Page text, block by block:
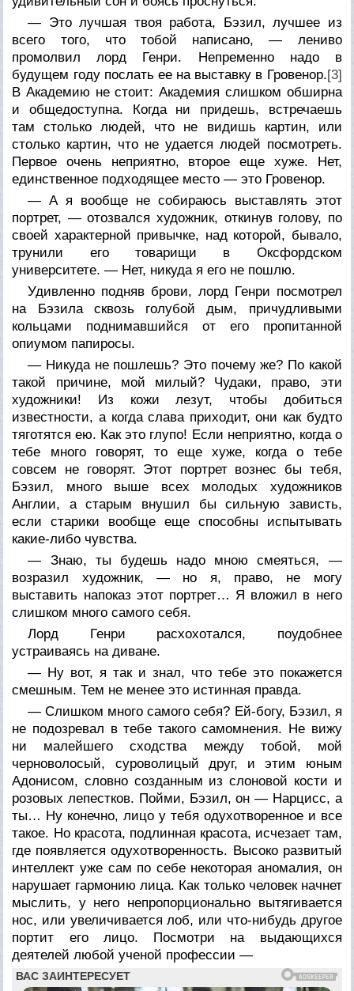
— Это лучшая твоя работа, Бэзил, лучшее из
всего того, что тобой написано, — лениво
промолвил лорд Генри. Непременно надо в
будущем году послать ее на выставку в Гровенор.[3]
В Академию не стоит: Академия слишком обширна
и общедоступна. Когда ни придешь, встречаешь
там столько людей, что не видишь картин, или
столько картин, что не удается людей посмотреть.
Первое очень неприятно, второе еще хуже. Нет,
единственное подходящее место — это Гровенор.
— А я вообще не собираюсь выставлять этот
портрет, — отозвался художник, откинув голову, по
своей характерной привычке, над которой, бывало,
трунили его товарищи в Оксфордском
университете. — Нет, никуда я его не пошлю.
Удивленно подняв брови, лорд Генри посмотрел
на Бэзила сквозь голубой дым, причудливыми
кольцами поднимавшийся от его пропитанной
опиумом папиросы.
— Никуда не пошлешь? Это почему же? По какой
такой причине, мой милый? Чудаки, право, эти
художники! Из кожи лезут, чтобы добиться
известности, а когда слава приходит, они как будто
тяготятся ею. Как это глупо! Если неприятно, когда о
тебе много говорят, то еще хуже, когда о тебе
совсем не говорят. Этот портрет вознес бы тебя,
Бэзил, много выше всех молодых художников
Англии, а старым внушил бы сильную зависть,
если старики вообще еще способны испытывать
какие-либо чувства.
— Знаю, ты будешь надо мною смеяться, —
возразил художник, — но я, право, не могу
выставить напоказ этот портрет… Я вложил в него
слишком много самого себя.
Лорд Генри расхохотался, поудобнее
устраиваясь на диване.
— Ну вот, я так и знал, что тебе это покажется
смешным. Тем не менее это истинная правда.
— Слишком много самого себя? Ей-богу, Бэзил, я
не подозревал в тебе такого самомнения. Не вижу
ни малейшего сходства между тобой, мой
черноволосый, суроволицый друг, и этим юным
Адонисом, словно созданным из слоновой кости и
розовых лепестков. Пойми, Бэзил, он — Нарцисс, а
ты… Ну конечно, лицо у тебя одухотворенное и все
такое. Но красота, подлинная красота, исчезает там,
где появляется одухотворенность. Высоко развитый
интеллект уже сам по себе некоторая аномалия, он
нарушает гармонию лица. Как только человек начнет
мыслить, у него непропорционально вытягивается
нос, или увеличивается лоб, или что-нибудь другое
портит его лицо. Посмотри на выдающихся
деятелей любой ученой профессии —